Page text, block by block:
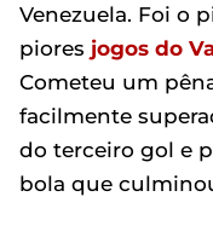
Venezuela. Foi o
piores jogos do
Cometeu um
facilmente
do terceiro gol e
bola que